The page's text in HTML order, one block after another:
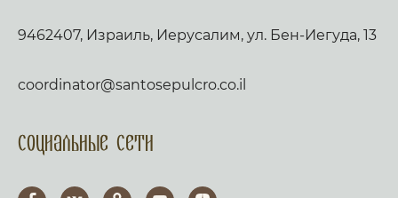
9462407, Израиль, Иерусалим, ул. Бен-Иегуда, 13
coordinator@santosepulcro.co.il
Социальные сети